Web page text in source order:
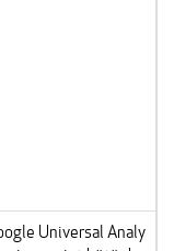
Universal Analy